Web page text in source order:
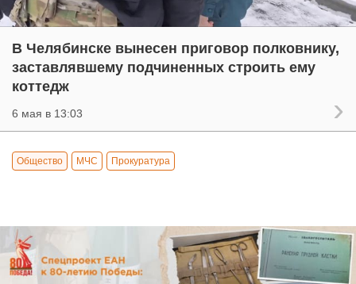
В Челябинске вынесен приговор полковнику,
заставлявшему подчиненных строить ему
коттедж
6 мая в 13:03
Общество МЧС Прокуратура